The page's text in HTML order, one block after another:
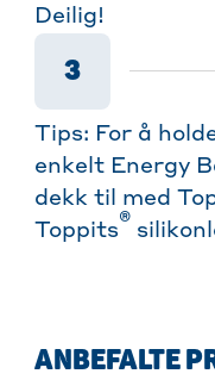
Deilig!
3
Tips: For å
enkelt Energy
dekk til med
Toppits®
ANBEFALTE